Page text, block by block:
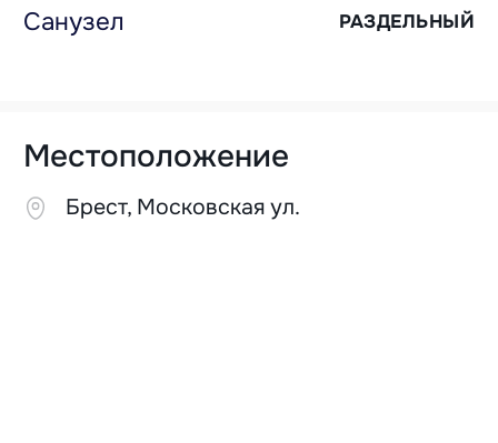
Санузел РАЗДЕЛЬНЫЙ
Местоположение
Брест, Московская ул.